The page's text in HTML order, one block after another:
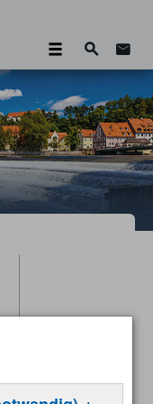
Suche